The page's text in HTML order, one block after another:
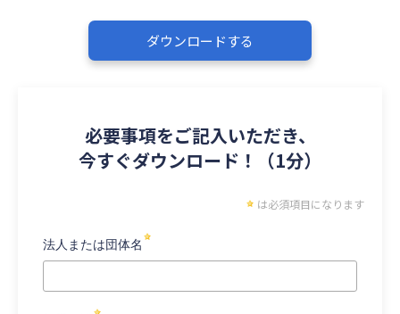
ダウンロードする
必要事項をご記入いただき、
今すぐダウンロード！（1分）
は必須項目になります